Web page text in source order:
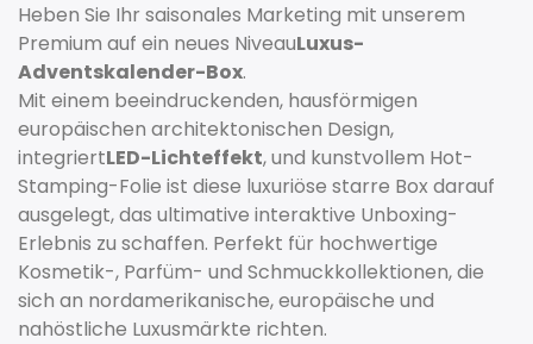
Heben Sie Ihr saisonales Marketing mit unserem
Premium auf ein neues NiveauLuxus-
Adventskalender-Box.
Mit einem beeindruckenden, hausförmigen
europäischen architektonischen Design,
integriertLED-Lichteffekt, und kunstvollem Hot-
Stamping-Folie ist diese luxuriöse starre Box darauf
ausgelegt, das ultimative interaktive Unboxing-
Erlebnis zu schaffen. Perfekt für hochwertige
Kosmetik-, Parfüm- und Schmuckkollektionen, die
sich an nordamerikanische, europäische und
nahöstliche Luxusmärkte richten.